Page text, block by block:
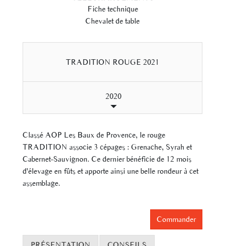
Fiche technique
Chevalet de table
TRADITION ROUGE 2021
2020
Classé AOP Les Baux de Provence, le rouge
TRADITION associe 3 cépages : Grenache, Syrah et
Cabernet-Sauvignon. Ce dernier bénéficie de 12 mois
d'élevage en fûts et apporte ainsi une belle rondeur à cet
assemblage.
Commander